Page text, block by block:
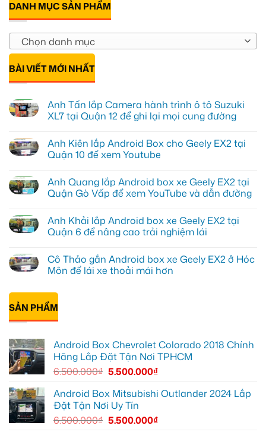
DANH MỤC SẢN PHẨM
Chọn danh mục
BÀI VIẾT MỚI NHẤT
Anh Tấn lắp Camera hành trình ô tô Suzuki
XL7 tại Quận 12 để ghi lại mọi cung đường
bình
luận
ở
lắp
Camera
hành
tô
Suzuki
XL7
12
để
ghi
mọi
cung
đường
Anh Kiên lắp Android Box cho Geely EX2 tại
Quận 10 để xem Youtube
bình
luận
ở
lắp
Android
Box
EX2
tại
Quận
để
xem
Youtube
Anh Quang lắp Android box xe Geely EX2 tại
Quận Gò Vấp để xem YouTube và dẫn đường
bình
luận
ở
lắp
Android
box
Geely
EX2
tại
Quận
Gò
xem
YouTube
dẫn
đường
Anh Khải lắp Android box xe Geely EX2 tại
Quận 6 để nâng cao trải nghiệm lái
bình
luận
ở
Khải
Android
box
xe
tại
Quận
nâng
trải
nghiệm
lái
Cô Thảo gắn Android box xe Geely EX2 ở Hóc
Môn để lái xe thoải mái hơn
có
luận
ở
Cô
Android
box
Geely
EX2
Hóc
Môn
để
SẢN PHẨM
Android Box Chevrolet Colorado 2018 Chính
Hãng Lắp Đặt Tận Nơi TPHCM
6.500.000₫ 5.500.000₫
Android Box Mitsubishi Outlander 2024 Lắp
Đặt Tận Nơi Uy Tín
6.500.000₫ 5.500.000₫